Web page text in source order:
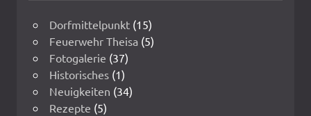
Dorfmittelpunkt (15)
Feuerwehr Theisa (5)
Fotogalerie (37)
Historisches (1)
Neuigkeiten (34)
Rezepte (5)